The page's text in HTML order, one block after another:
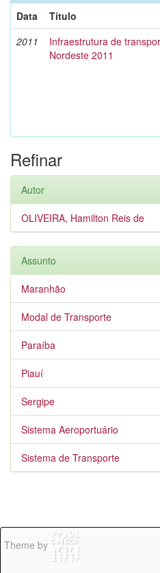
Data
Título
2011
Infraestrutura de
Nordeste 2011
Refinar
Autor
OLIVEIRA, Hamilton Reis de
Assunto
Maranhão
Modal de Transporte
Paraíba
Piauí
Sergipe
Sistema Aeroportuário
Sistema de Transporte
Theme by